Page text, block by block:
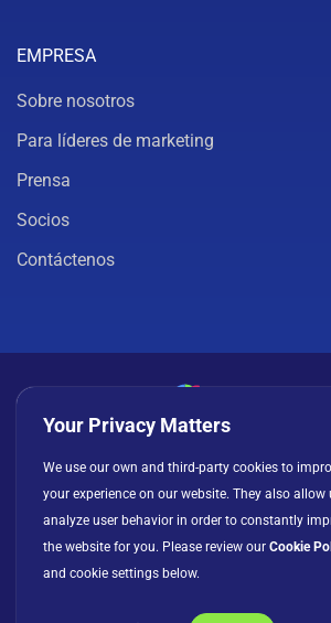
EMPRESA
Sobre nosotros
Para líderes de marketing
Prensa
Socios
Contáctenos
Política de privacidad Cookies
Acuerdo de licencia
Your Privacy Matters
We use our own and third-party cookies to
your experience on our website. They also allow
analyze user behavior in order to constantly
the website for you. Please review our Cookie
and cookie settings below.